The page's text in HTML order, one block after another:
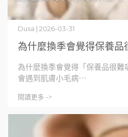
為什麼換季會覺得保養品
Dusa | 2026-03-31
為什麼換季會覺得「保養品很難
會遇到肌膚小毛病⋯
閱讀更多 ->